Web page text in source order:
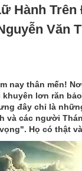
Hành
Văn
nay thân mến!
lơn răn
đây chỉ là
và các người
Họ có thật